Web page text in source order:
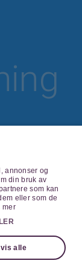
annonser og
din bruk av
som kan
eller som de
mer
alle